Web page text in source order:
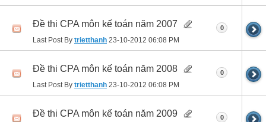
Đề thi CPA môn kế toán năm 2007
Last Post By trietthanh 23-10-2012 06:08 PM
0
Đề thi CPA môn kế toán năm 2008
Last Post By trietthanh 23-10-2012 06:08 PM
0
Đề thi CPA môn kế toán năm 2009 0